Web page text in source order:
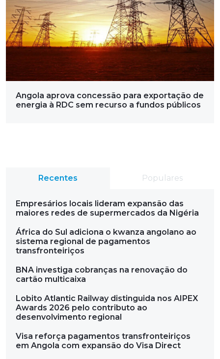
Angola aprova concessão para exportação de
energia à RDC sem recurso a fundos públicos
Recentes Populares
Empresários locais lideram expansão das
maiores redes de supermercados da Nigéria
África do Sul adiciona o kwanza angolano ao
sistema regional de pagamentos
transfronteiriços
BNA investiga cobranças na renovação do
cartão multicaixa
Lobito Atlantic Railway distinguida nos AIPEX
Awards 2026 pelo contributo ao
desenvolvimento regional
Visa reforça pagamentos transfronteiriços
em Angola com expansão do Visa Direct